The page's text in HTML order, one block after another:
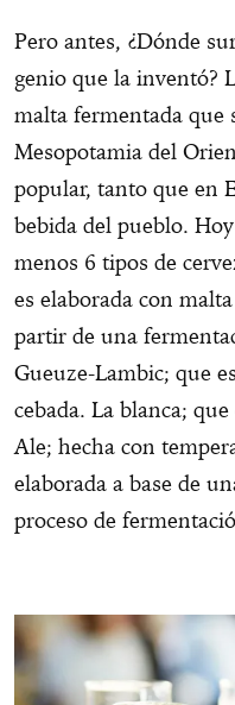
Pero antes, ¿Dónde
genio que la inventó?
malta fermentada que
Mesopotamia del
popular, tanto que en
bebida del pueblo.
menos 6 tipos de
es elaborada con
partir de una
Gueuze-Lambic; que
cebada. La blanca;
Ale; hecha con
elaborada a base de
proceso de